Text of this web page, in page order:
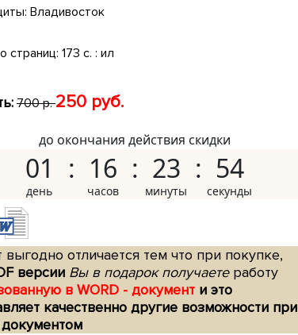
Владивосток
страниц: 173 с. : ил
700 р.250 руб.
до окончания действия скидки
01 16 23 53
отличается тем что при покупке,
версии Вы в подарок получаетеработу
в WORD - документ и это
качественно другие возможности при